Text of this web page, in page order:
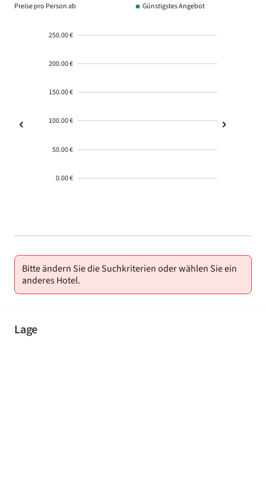
Preise pro Person ab Günstigstes Angebot
250.00 €
200.00 €
150.00 €
100.00 €
50.00 €
0.00 €
01-02
Bitte ändern Sie die Suchkriterien oder wählen Sie ein
anderes Hotel.
Lage